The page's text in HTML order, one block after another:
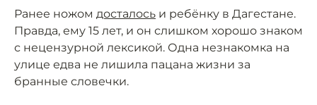
Ранее ножом досталось и ребёнку в Дагестане.
Правда, ему 15 лет, и он слишком хорошо знаком
с нецензурной лексикой. Одна незнакомка на
улице едва не лишила пацана жизни за
бранные словечки.